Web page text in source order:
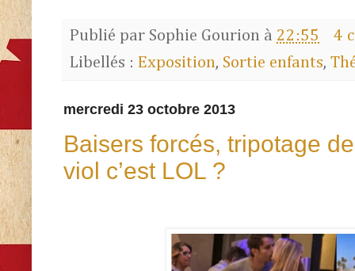
Publié par Sophie Gourion à 22:55
4
Libellés : Exposition, Sortie enfants,
mercredi 23 octobre 2013
Baisers forcés, tripotage
viol c’est LOL ?